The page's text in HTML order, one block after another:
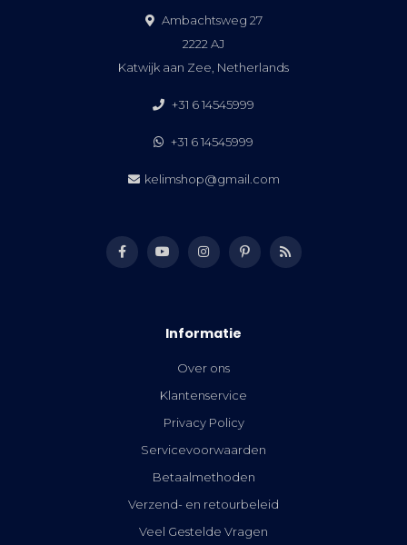
Ambachtsweg 27
2222 AJ
Katwijk aan Zee, Netherlands
+31 6 14545999
+31 6 14545999
kelimshop@gmail.com
Informatie
Over ons
Klantenservice
Privacy Policy
Servicevoorwaarden
Betaalmethoden
Verzend- en retourbeleid
Veel Gestelde Vragen